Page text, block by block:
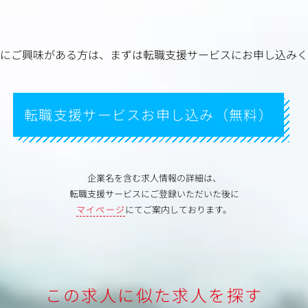
ご興味がある方は、 まずは転職支援サービスにお申し込み
転職支援サービスお申し込み（無料）
企業名を含む求人情報の詳細は、
転職支援サービスにご登録いただいた後に
マイページにてご案内しております。
この求人に似た求人を探す